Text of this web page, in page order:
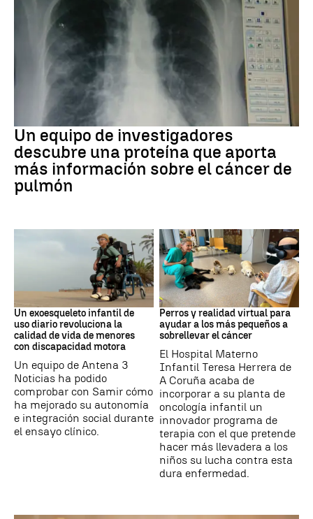
Cáncer de pulmón
Un equipo de investigadores
descubre una proteína que aporta
más información sobre el cáncer de
pulmón
DISCAPACIDAD
Un exoesqueleto infantil de
uso diario revoluciona la
calidad de vida de menores
con discapacidad motora
Un equipo de Antena 3
Noticias ha podido
comprobar con Samir cómo
ha mejorado su autonomía
e integración social durante
el ensayo clínico.
Galicia
Perros y realidad virtual para
ayudar a los más pequeños a
sobrellevar el cáncer
El Hospital Materno
Infantil Teresa Herrera de
A Coruña acaba de
incorporar a su planta de
oncología infantil un
innovador programa de
terapia con el que pretende
hacer más llevadera a los
niños su lucha contra esta
dura enfermedad.